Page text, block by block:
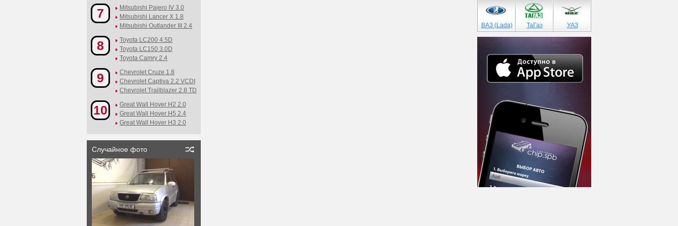
7
Mitsubishi Pajero IV 3.0
Mitsubishi Lancer X 1.8
Mitsubishi Outlander III 2.4
8
Toyota LC200 4.5D
Toyota LC150 3.0D
Toyota Camry 2.4
9
Chevrolet Cruze 1.8
Chevrolet Captiva 2.2 VCDI
Chevrolet Trailblazer 2.8 TD
10
Great Wall Hover H2 2.0
Great Wall Hover H5 2.4
Great Wall Hover H3 2.0
Случайное фото
ВАЗ (Lada) ТаГаз УАЗ